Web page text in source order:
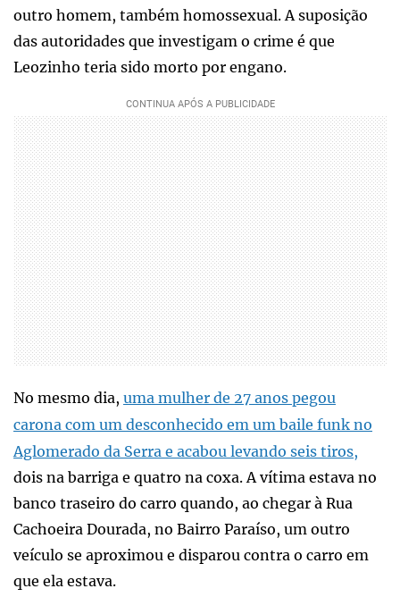
outro homem, também homossexual. A suposição
das autoridades que investigam o crime é que
Leozinho teria sido morto por engano.
No mesmo dia, uma mulher de 27 anos pegou
carona com um desconhecido em um baile funk no
Aglomerado da Serra e acabou levando seis tiros,
dois na barriga e quatro na coxa. A vítima estava no
banco traseiro do carro quando, ao chegar à Rua
Cachoeira Dourada, no Bairro Paraíso, um outro
veículo se aproximou e disparou contra o carro em
que ela estava.